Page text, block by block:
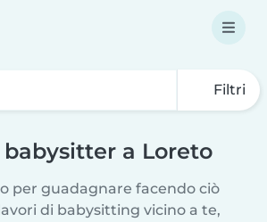
Filtri
babysitter a Loreto
per guadagnare facendo ciò
di babysitting vicino a te,